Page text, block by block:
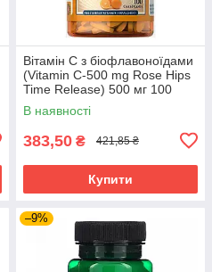
Вітамін C з біофлавоноїдами
(Vitamin C-500 mg Rose Hips
Time Release) 500 мг 100
капсул PTP-12430
В наявності
383,50 ₴ 421,85 ₴
Купити
–9%